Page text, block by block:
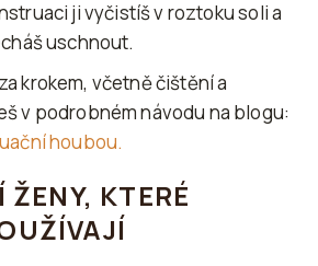
ji vyčistíš v roztoku soli a
uschnout.
krokem, včetně čištění a
v podrobném návodu na blogu:
houbou.
KTERÉ